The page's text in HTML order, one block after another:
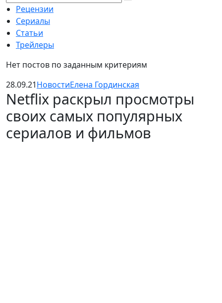
Рецензии
Сериалы
Статьи
Трейлеры
Нет постов по заданным критериям
28.09.21НовостиЕлена Гординская
Netflix раскрыл просмотры
своих самых популярных
сериалов и фильмов